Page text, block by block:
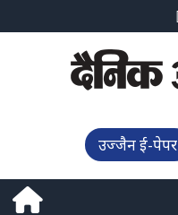
to
उज्जैन ई-पेपर